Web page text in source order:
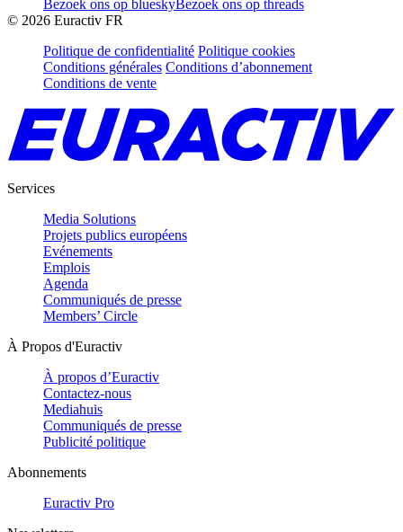
Bezoek ons op blueskyBezoek ons op threads
© 2026 Euractiv FR
Politique de confidentialité Politique cookies
Conditions générales Conditions d’abonnement
Conditions de vente
Services
Media Solutions
Projets publics européens
Evénements
Emplois
Agenda
Communiqués de presse
Members’ Circle
À Propos d'Euractiv
À propos d’Euractiv
Contactez-nous
Mediahuis
Communiqués de presse
Publicité politique
Abonnements
Euractiv Pro